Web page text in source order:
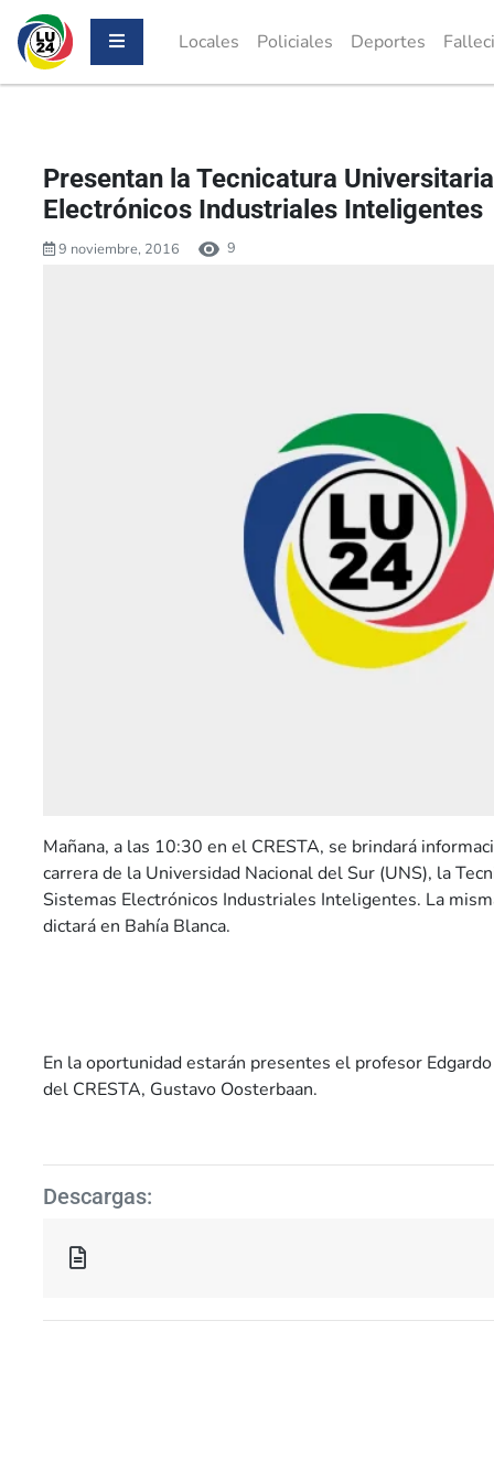
Locales Policiales Deportes
Presentan la Tecnicatura
Electrónicos Industriales Inteligentes
9 noviembre, 2016 9
Mañana, a las 10:30 en el CRESTA, se brindará
carrera de la Universidad Nacional del Sur (UNS), la
Sistemas Electrónicos Industriales Inteligentes. La
dictará en Bahía Blanca.
En la oportunidad estarán presentes el profesor
del CRESTA, Gustavo Oosterbaan.
Descargas: